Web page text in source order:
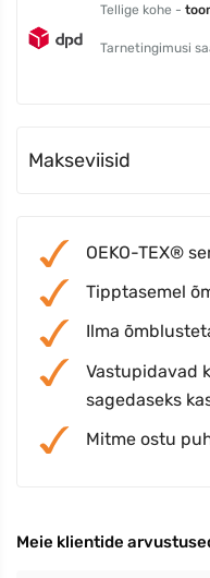
Tellige kohe -
Tarnetingimusi
Makseviisid
OEKO-TEX®
Tipptasemel
Ilma
Vastupidavad
sagedaseks
Mitme ostu
Meie klientide